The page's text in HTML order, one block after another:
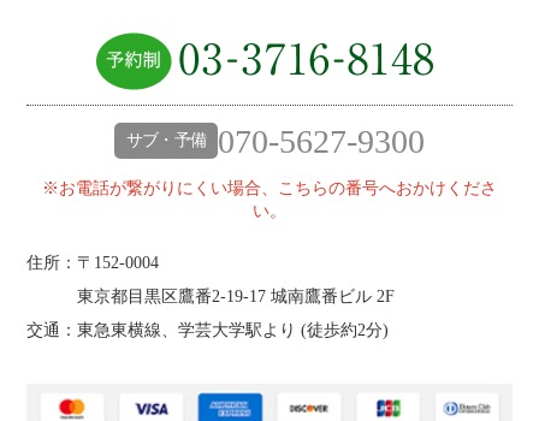
サブ・予備 070-5627-9300
※お電話が繋がりにくい場合、こちらの番号へおかけくださ
い。
住所：〒152-0004
東京都目黒区鷹番2‐19‐17 城南鷹番ビル 2F
交通：東急東横線、学芸大学駅より (徒歩約2分)